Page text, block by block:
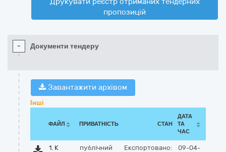
пропозицій
- Документи тендеру
Завантажити архівом
Інші
ФАЙЛ ПРИВАТНІСТЬ СТАН
ДАТА
ТА
ЧАС
1. К
публічний Експортовано:
09-04-